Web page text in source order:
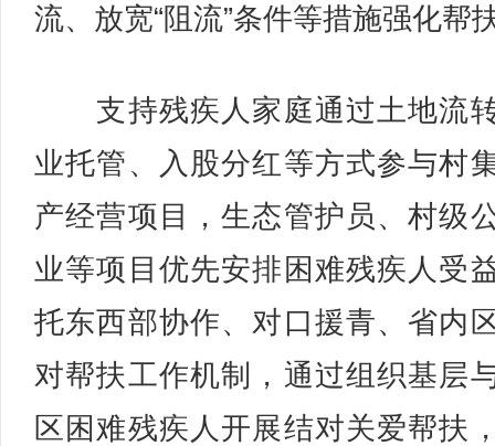
流、放宽“阻流”条件等措施强化帮
支持残疾人家庭通过土地流
业托管、入股分红等方式参与村
产经营项目，生态管护员、村级
业等项目优先安排困难残疾人受
托东西部协作、对口援青、省内
对帮扶工作机制，通过组织基层
区困难残疾人开展结对关爱帮扶